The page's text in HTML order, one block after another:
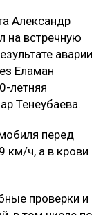
Александр
на встречную
аварии
Еламан
летняя
Тенеубаева.
перед
км/ч, а в крови
проверки и